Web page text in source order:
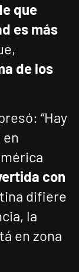
que
es más
de los
“Hay
con
difiere
la
en zona